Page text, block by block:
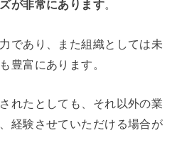
が非常にあります。
であり、また組織としては未
豊富にあります。
れたとしても、それ以外の業
経験させていただける場合が